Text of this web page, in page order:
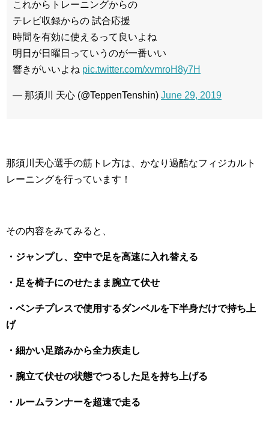
これからトレーニングからの
テレビ収録からの 試合応援
時間を有効に使えるって良いよね
明日が日曜日っていうのが一番いい
響きがいいよね pic.twitter.com/xvmroH8y7H
— 那須川 天心 (@TeppenTenshin) June 29, 2019
那須川天心選手の筋トレ方は、かなり過酷なフィジカルト
レーニングを行っています！
その内容をみてみると、
・ジャンプし、空中で足を高速に入れ替える
・足を椅子にのせたまま腕立て伏せ
・ベンチプレスで使用するダンベルを下半身だけで持ち上
げ
・細かい足踏みから全力疾走し
・腕立て伏せの状態でつるした足を持ち上げる
・ルームランナーを超速で走る